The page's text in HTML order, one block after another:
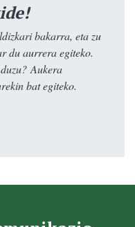
bakarra, eta zu
du aurrera egiteko.
Aukera
bat egiteko.